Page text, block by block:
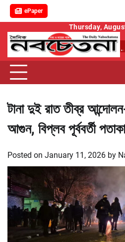
ePaper
content
Thursday,
টানা দুই রাত তীব্র
আগুন, বিপ্লব পূর্ববর্তী
Posted on January 11, 2026 by